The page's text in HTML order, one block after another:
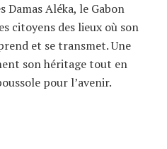
Damas Aléka, le Gabon
citoyens des lieux où son
et se transmet. Une
son héritage tout en
pour l’avenir.